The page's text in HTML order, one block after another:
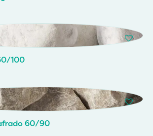
100
60/90